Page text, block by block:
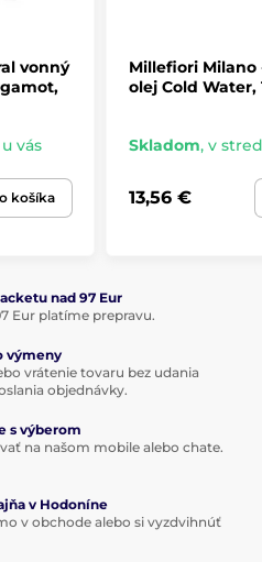
v kategóriách
vonný
vás
košíka
Millefiori Milano
olej Cold Water,
Skladom, v
13,56 €
nad 97 Eur
Eur platíme prepravu.
výmeny
vrátenie tovaru bez udania
objednávky.
s výberom
na našom mobile alebo chate.
v Hodoníne
v obchode alebo si vyzdvihnúť